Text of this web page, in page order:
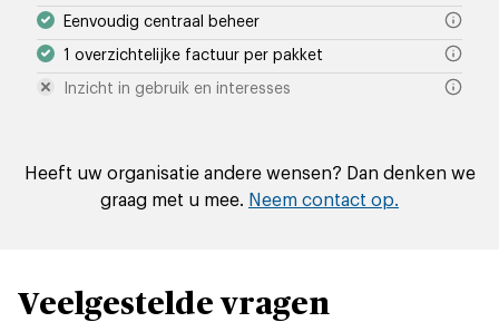
Eenvoudig centraal beheer
1 overzichtelijke factuur per pakket
Inzicht in gebruik en interesses
Heeft uw organisatie andere wensen? Dan denken we
graag met u mee. Neem contact op.
Veelgestelde vragen